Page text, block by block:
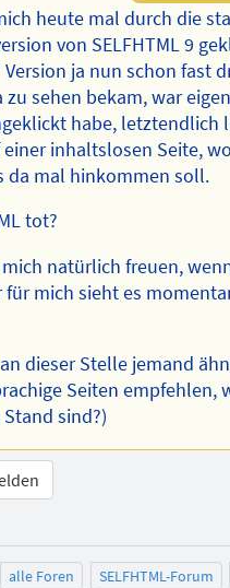
heute mal durch die
von SELFHTML 9
ja nun schon fast
zu sehen bekam, war
habe, letztendlich
inhaltslosen Seite,
da mal hinkommen soll.
tot?
natürlich freuen,
für mich sieht es
dieser Stelle jemand
Seiten empfehlen,
sind?)
alle Foren SELFHTML-Forum